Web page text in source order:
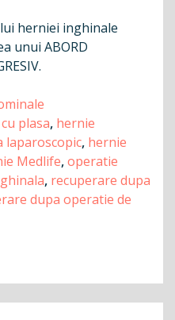
herniei inghinale
unui ABORD
plasa, hernie
laparoscopic, hernie
Medlife,operatie
, recuperare dupa
dupa operatie de